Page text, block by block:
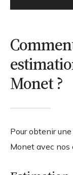
Monet ?
Pour obtenir
Monet avec nos